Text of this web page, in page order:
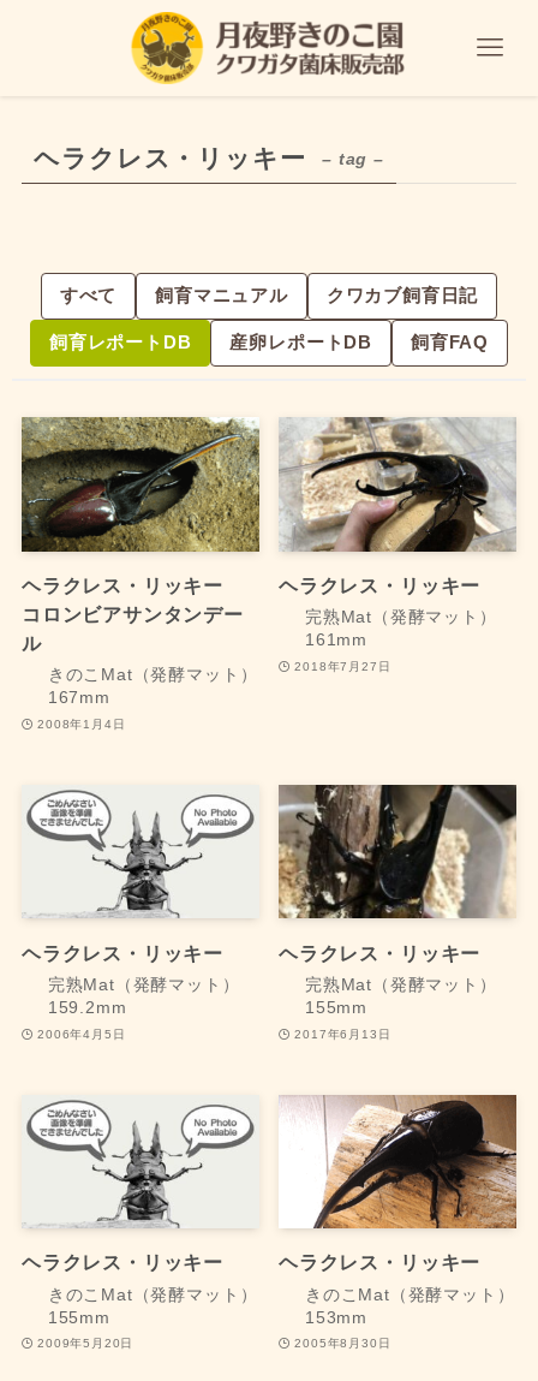
ヘラクレス・リッキー – tag –
すべて 飼育マニュアル クワカブ飼育日記
飼育レポートDB 産卵レポートDB 飼育FAQ
ヘラクレス・リッキー
コロンビアサンタンデー
ル
きのこMat（発酵マット）
167mm
2008年1月4日
ヘラクレス・リッキー
完熟Mat（発酵マット）
161mm
2018年7月27日
ヘラクレス・リッキー
完熟Mat（発酵マット）
159.2mm
2006年4月5日
ヘラクレス・リッキー
完熟Mat（発酵マット）
155mm
2017年6月13日
ヘラクレス・リッキー
きのこMat（発酵マット）
155mm
2009年5月20日
ヘラクレス・リッキー
きのこMat（発酵マット）
153mm
2005年8月30日